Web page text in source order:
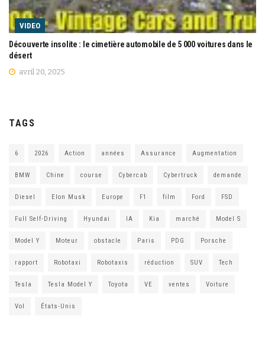
VIDEO
Découverte insolite : le cimetière automobile de 5 000 voitures dans le
désert
avril 20, 2025
TAGS
6 2026 Action années Assurance Augmentation
BMW Chine course Cybercab Cybertruck demande
Diesel Elon Musk Europe F1 film Ford FSD
Full Self-Driving Hyundai IA Kia marché Model S
Model Y Moteur obstacle Paris PDG Porsche
rapport Robotaxi Robotaxis réduction SUV Tech
Tesla Tesla Model Y Toyota VE ventes Voiture
Vol États-Unis